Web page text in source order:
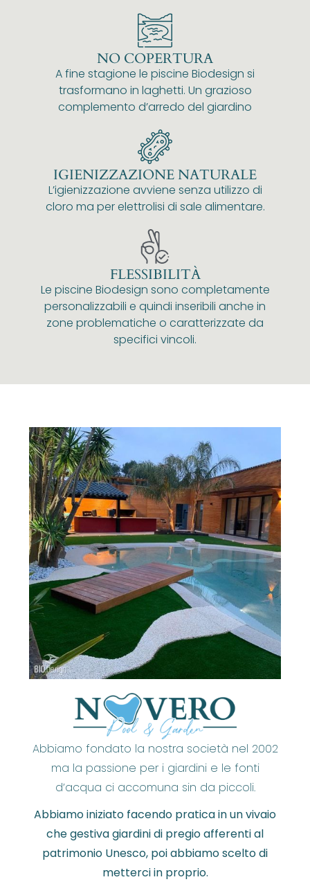
NO COPERTURA
A fine stagione le piscine Biodesign si
trasformano in laghetti. Un grazioso
complemento d’arredo del giardino
IGIENIZZAZIONE NATURALE
L’igienizzazione avviene senza utilizzo di
cloro ma per elettrolisi di sale alimentare.
FLESSIBILITÀ
Le piscine Biodesign sono completamente
personalizzabili e quindi inseribili anche in
zone problematiche o caratterizzate da
specifici vincoli.
Abbiamo fondato la nostra società nel 2002
ma la passione per i giardini e le fonti
d’acqua ci accomuna sin da piccoli.
Abbiamo iniziato facendo pratica in un vivaio
che gestiva giardini di pregio afferenti al
patrimonio Unesco, poi abbiamo scelto di
metterci in proprio.